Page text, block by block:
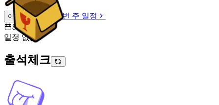
이번 주 일정
이번 주 일정
8월 9일 [일]
일정 없음
출석체크